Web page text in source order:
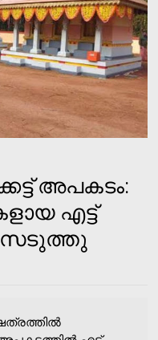
അപകടം:
എട്ട്